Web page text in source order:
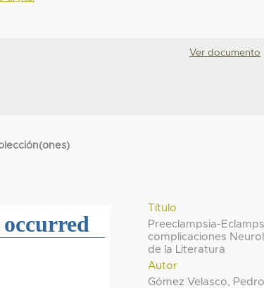
Ver documento
Título
Preeclampsia-
complicaciones
de la Literatura
Autor
Gómez Velasco,